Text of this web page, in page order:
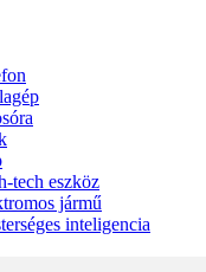
tech eszköz
jármű
inteligencia